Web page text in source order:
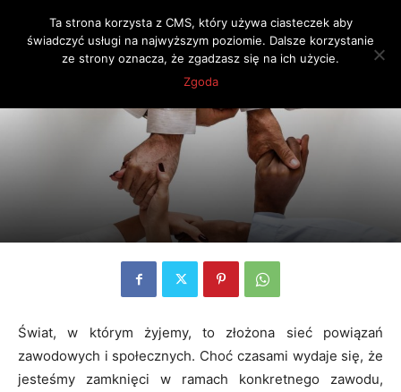
Strona główna Blog finansowy
Świat, w którym żyjemy, to złożona sieć powiązań
zawodowych i społecznych. Choć czasami wydaje się, że
jesteśmy zamknięci w ramach konkretnego zawodu,
Ta strona korzysta z CMS, który używa ciasteczek aby
świadczyć usługi na najwyższym poziomie. Dalsze korzystanie
ze strony oznacza, że zgadzasz się na ich użycie.
Zgoda